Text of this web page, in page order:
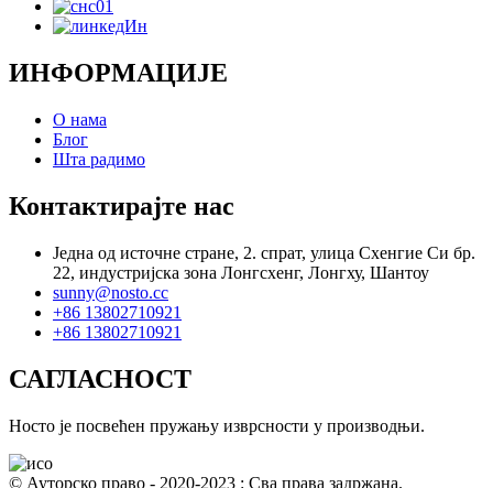
ИНФОРМАЦИЈЕ
О нама
Блог
Шта радимо
Контактирајте нас
Једна од источне стране, 2. спрат, улица Схенгие Си бр.
22, индустријска зона Лонгсхенг, Лонгху, Шантоу
sunny@nosto.cc
+86 13802710921
+86 13802710921
САГЛАСНОСТ
Носто је посвећен пружању изврсности у производњи.
© Ауторско право - 2020-2023 : Сва права задржана.